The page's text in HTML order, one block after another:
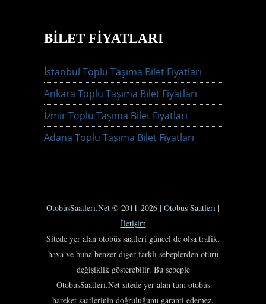
BILET FIYATLARI
İstanbul Toplu Taşıma Bilet Fiyatları
Ankara Toplu Taşıma Bilet Fiyatları
İzmir Toplu Taşıma Bilet Fiyatları
Adana Toplu Taşıma Bilet Fiyatları
OtobüsSaatleri.Net © 2011-2026 | Otobüs Saatleri |
İletişim
Sitede yer alan otobüs saatleri güncel de olsa trafik,
hava ve buna benzer diğer farklı sebeplerden ötürü
değişiklik gösterebilir. Bu sebeple
OtobusSaatleri.Net sitede yer alan tüm otobüs
hareket saatlerinin doğruluğunu garanti edemez.